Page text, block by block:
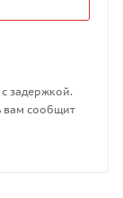
задержкой.
вам сообщит